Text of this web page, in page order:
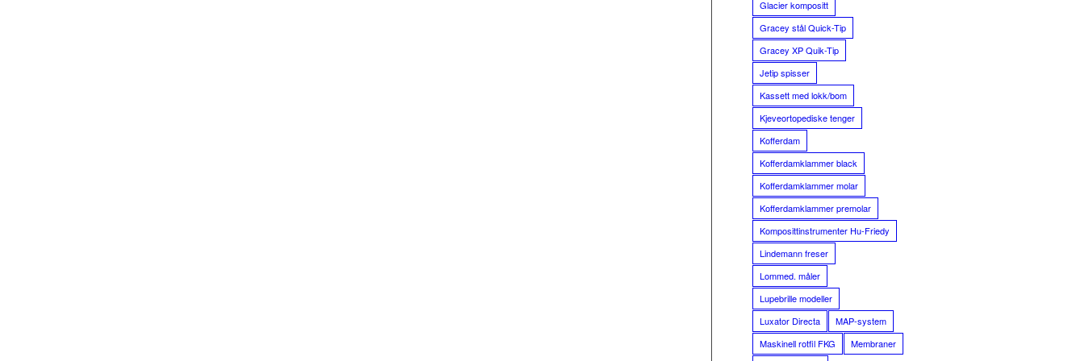
Glacier kompositt
Gracey stål Quick-Tip
Gracey XP Quik-Tip
Jetip spisser
Kassett med lokk/bom
Kjeveortopediske tenger
Kofferdam
Kofferdamklammer black
Kofferdamklammer molar
Kofferdamklammer premolar
Komposittinstrumenter Hu-Friedy
Lindemann freser
Lommed. måler
Lupebrille modeller
Luxator Directa
MAP-system
Maskinell rotfil FKG
Membraner